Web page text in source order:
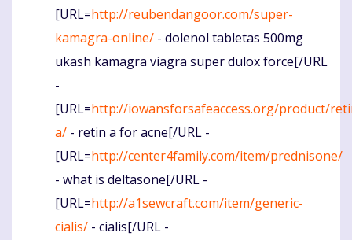
[URL=http://reubendangoor.com/super-
kamagra-online/ - dolenol tabletas 500mg
ukash kamagra viagra super dulox force[/URL
-
[URL=http://iowansforsafeaccess.org/product/
a/ - retin a for acne[/URL -
[URL=http://center4family.com/item/prednisone/
- what is deltasone[/URL -
[URL=http://a1sewcraft.com/item/generic-
cialis/ - cialis[/URL -